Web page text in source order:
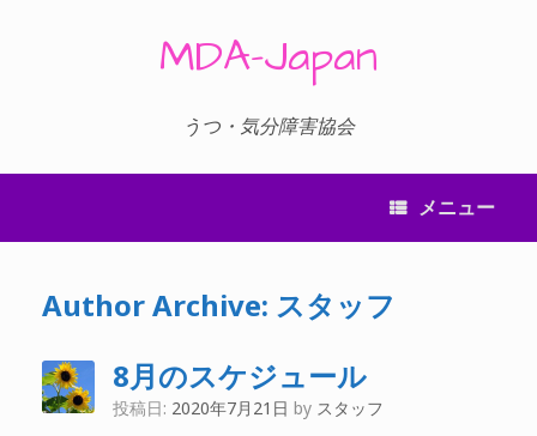
キ
MDA-Japan
うつ・気分障害協会
メニュー
Author Archive: スタッフ
8月のスケジュール
投稿日: 2020年7月21日 by スタッフ